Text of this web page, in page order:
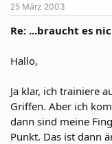
25 März 2003
Re: ...braucht es
Hallo,
Ja klar, ich trainiere
Griffen. Aber ich
dann sind meine
Punkt. Das ist dann